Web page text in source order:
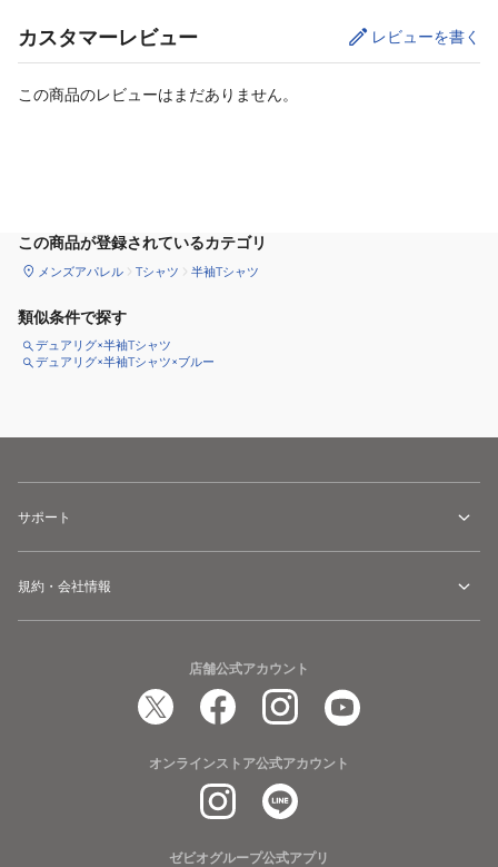
カスタマーレビュー レビューを書く
この商品のレビューはまだありません。
この商品が登録されているカテゴリ
メンズアパレル Tシャツ 半袖Tシャツ
類似条件で探す
デュアリグ×半袖Tシャツ
デュアリグ×半袖Tシャツ×ブルー
サポート
規約・会社情報
店舗公式アカウント
オンラインストア公式アカウント
ゼビオグループ公式アプリ